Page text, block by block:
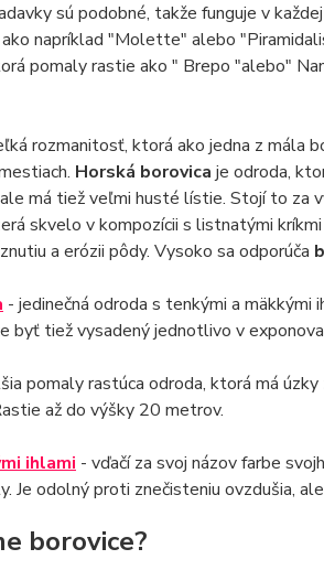
sú podobné, takže funguje v
ako napríklad "Molette" alebo
pomaly rastie ako " Brepo "alebo"
rozmanitosť, ktorá ako jedna z mála
Horská borovica je odroda,
má tiež veľmi husté lístie. Stojí to za
skvelo v kompozícii s listnatými
a erózii pôdy. Vysoko sa odporúča
- jedinečná odroda s tenkými a
byť tiež vysadený jednotlivo v
pomaly rastúca odroda, ktorá má
až do výšky 20 metrov.
ihlami - vďačí za svoj názov farbe
Je odolný proti znečisteniu ovzdušia,
borovice?